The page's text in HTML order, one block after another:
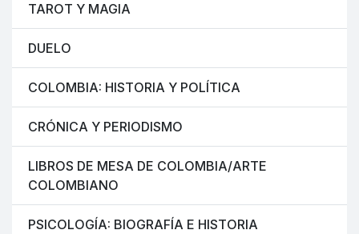
TAROT Y MAGIA
DUELO
COLOMBIA: HISTORIA Y POLÍTICA
CRÓNICA Y PERIODISMO
LIBROS DE MESA DE COLOMBIA/ARTE
COLOMBIANO
PSICOLOGÍA: BIOGRAFÍA E HISTORIA